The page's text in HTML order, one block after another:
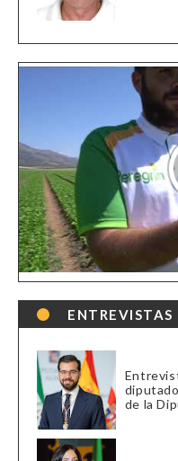
ENTREVISTAS
de la